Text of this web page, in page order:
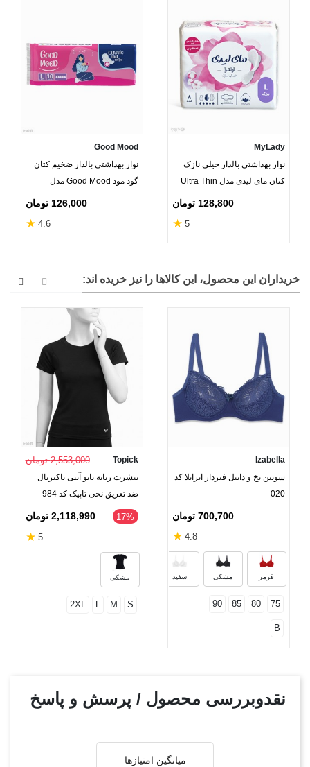
MyLady
نوار بهداشتی بالدار خیلی نازک
کتان مای لیدی مدل Ultra Thin
128,800 تومان
5
★
Good Mood
نوار بهداشتی بالدار ضخیم کتان
گود مود Good Mood مدل
126,000 تومان
4.6
★
خریداران این محصول، این کالاها را نیز خریده اند:
Izabella
سوتین نخ و دانتل فنردار ایزابلا کد
020
700,700 تومان
4.8
★
قرمز مشکی سفید
75
80
85
90
B
Topick 2,553,000 تومان
تیشرت زنانه نانو آنتی باکتریال
ضد تعریق نخی تاپیک کد 984
‎17% 2,118,990 تومان
5
★
مشکی
S
M
L
2XL
نقدوبررسی محصول / پرسش و پاسخ
میانگین امتیازها